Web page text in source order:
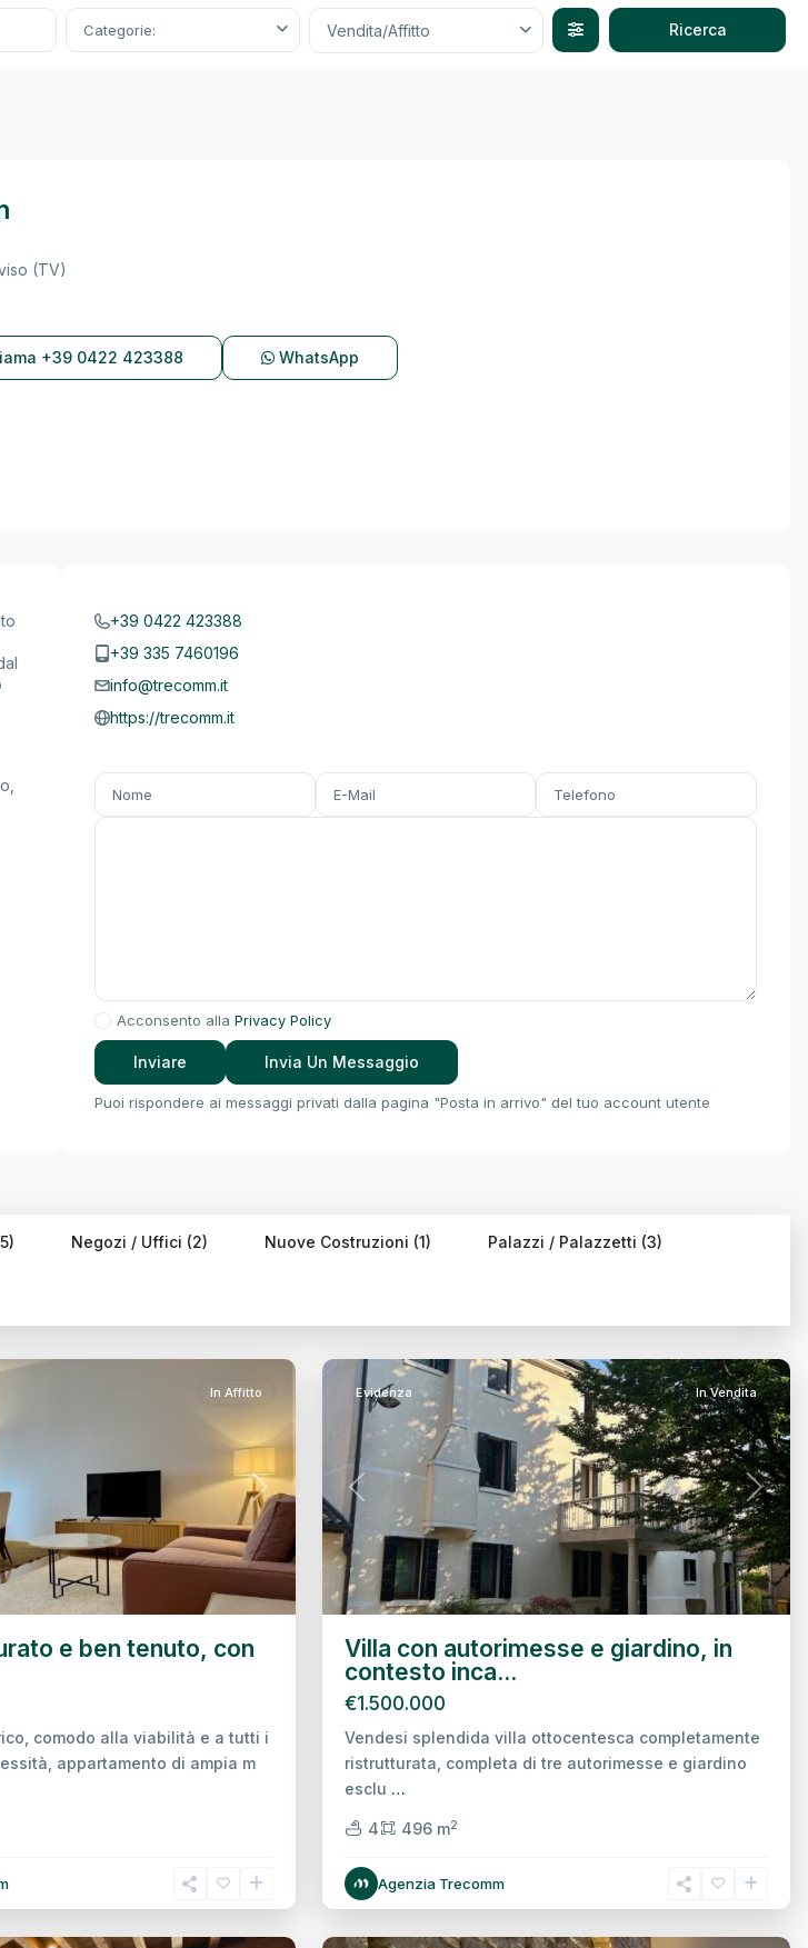
Categorie: Vendita/Affitto
(TV)
+39 0422 423388 WhatsApp
+39 0422 423388
+39 335 7460196
info@trecomm.it
https://trecomm.it
Acconsento alla Privacy Policy
Puoi rispondere ai messaggi privati ​​dalla pagina "Posta in arrivo" del tuo account utente
Negozi / Uffici (2) Nuove Costruzioni (1) Palazzi / Palazzetti (3)
Next
In Affitto
e ben tenuto, con
comodo alla viabilità e a tutti i
appartamento di ampia m
Previous Next
Evidenza In Vendita
Villa con autorimesse e giardino, in
contesto inca...
€1.500.000
Vendesi splendida villa ottocentesca completamente
ristrutturata, completa di tre autorimesse e giardino
esclu …
4 496 m2
Agenzia Trecomm
Centro
Storico,